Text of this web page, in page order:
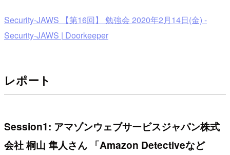
Security-JAWS 【第16回】 勉強会 2020年2月14日(金) -
Security-JAWS | Doorkeeper
レポート
Session1: アマゾンウェブサービスジャパン株式
会社 桐山 隼人さん 「Amazon Detectiveなど